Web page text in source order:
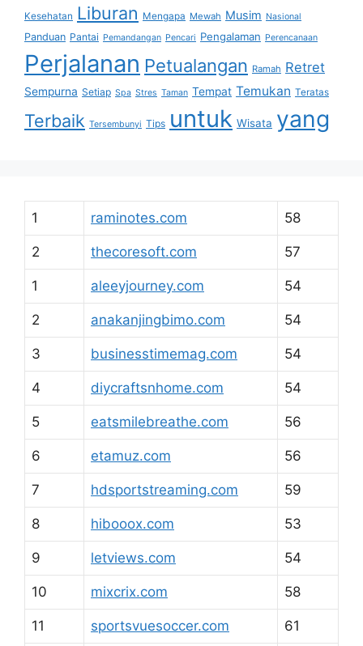
Kesehatan Liburan Mengapa Mewah Musim Nasional
Panduan Pantai Pemandangan Pencari Pengalaman Perencanaan
Perjalanan Petualangan Ramah Retret
Sempurna Setiap Spa Stres Taman Tempat Temukan Teratas
Terbaik Tersembunyi Tips untuk Wisata yang
1 raminotes.com 58
2 thecoresoft.com 57
1 aleeyjourney.com 54
2 anakanjingbimo.com 54
3 businesstimemag.com 54
4 diycraftsnhome.com 54
5 eatsmilebreathe.com 56
6 etamuz.com 56
7 hdsportstreaming.com 59
8 hibooox.com 53
9 letviews.com 54
10 mixcrix.com 58
11 sportsvuesoccer.com 61